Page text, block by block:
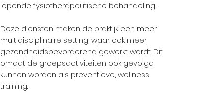
lopende fysiotherapeutische behandeling.
Deze diensten maken de praktijk een meer
multidisciplinaire setting, waar ook meer
gezondheidsbevorderend gewerkt wordt. Dit
omdat de groepsactiviteiten ook gevolgd
kunnen worden als preventieve, wellness
training.